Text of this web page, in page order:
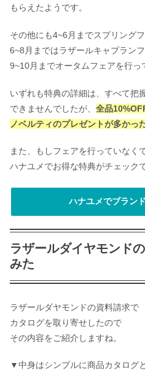
もらえたようです。
その他にも4~6月までスプリング
6~8月まではラザールキャプラン
9~10月までオータムフェアを行っ
いずれも特典の詳細は、すべて把
できませんでしたが、 全品
ノベルティのプレゼントが多かっ
また、もしフェアを行っていなく
ハナユメでお得な特典がチェック
ハナユメでブラン
ラザールダイヤモンド
みた
ラザールダヤモンドの資料請求で
カタログを取り寄せしたので
その内容をご紹介しますね。
▼中身はシンプルに商品カタログ